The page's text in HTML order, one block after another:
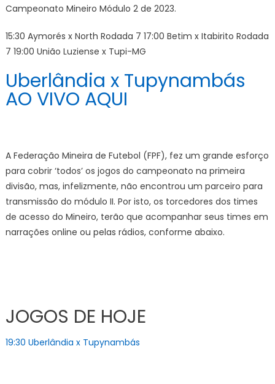
2
de
Campeonato Mineiro Módulo 2 de 2023.
15:30 Aymorés x North Rodada 7 17:00 Betim x Itabirito Rodada
7 19:00 União Luziense x Tupi-MG
Uberlândia x Tupynambás
AO VIVO AQUI
A Federação Mineira de Futebol (FPF), fez um grande esforço
para cobrir ‘todos’ os jogos do campeonato na primeira
divisão, mas, infelizmente, não encontrou um parceiro para
transmissão do módulo II. Por isto, os torcedores dos times
de acesso do Mineiro, terão que acompanhar seus times em
narrações online ou pelas rádios, conforme abaixo.
JOGOS DE HOJE
19:30 Uberlândia x Tupynambás